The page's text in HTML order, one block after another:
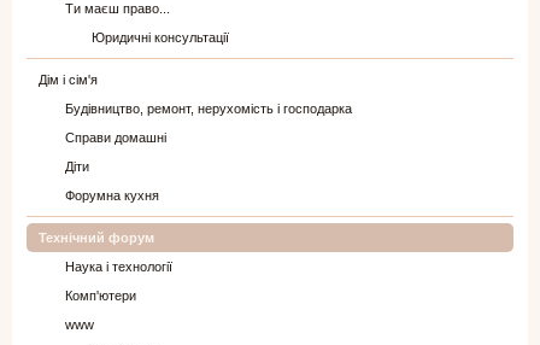
Ти маєш право...
Юридичні консультації
Дім і сім'я
Будівництво, ремонт, нерухомість і господарка
Справи домашні
Діти
Форумна кухня
Технічний форум
Наука і технології
Комп'ютери
www